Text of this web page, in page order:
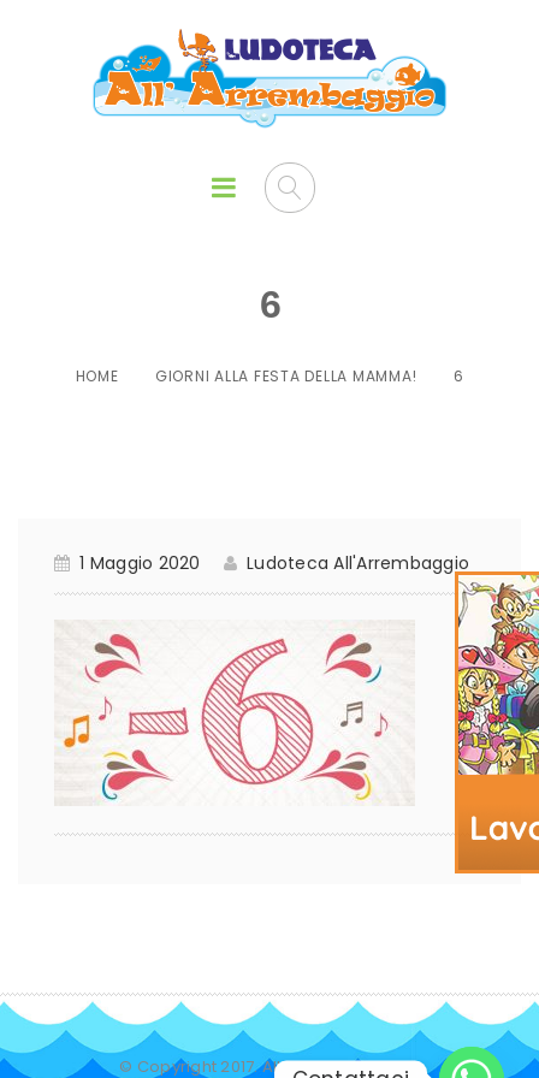
6
HOME GIORNI ALLA FESTA DELLA MAMMA! 6
1 Maggio 2020 Ludoteca All'Arrembaggio
© Copyright 2017. All Rights Reserved.